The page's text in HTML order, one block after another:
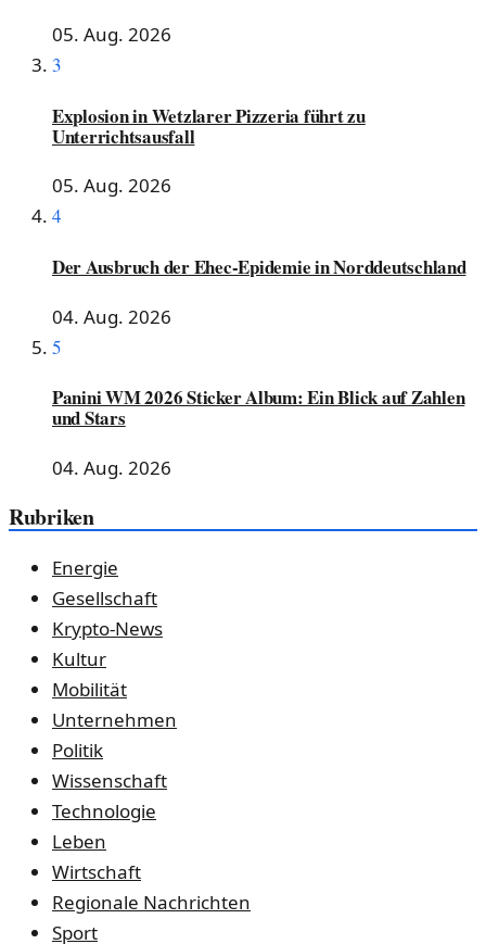
05. Aug. 2026
3
Explosion in Wetzlarer Pizzeria führt zu
Unterrichtsausfall
05. Aug. 2026
4
Der Ausbruch der Ehec-Epidemie in Norddeutschland
04. Aug. 2026
5
Panini WM 2026 Sticker Album: Ein Blick auf Zahlen
und Stars
04. Aug. 2026
Rubriken
Energie
Gesellschaft
Krypto-News
Kultur
Mobilität
Unternehmen
Politik
Wissenschaft
Technologie
Leben
Wirtschaft
Regionale Nachrichten
Sport